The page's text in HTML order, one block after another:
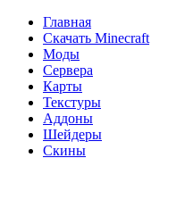
Главная
Скачать Minecraft
Моды
Сервера
Карты
Текстуры
Аддоны
Шейдеры
Скины